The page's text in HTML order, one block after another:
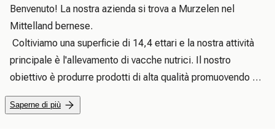
Benvenuto! La nostra azienda si trova a Murzelen nel
Mittelland bernese.
Coltiviamo una superficie di 14,4 ettari e la nostra attività
principale è l'allevamento di vacche nutrici. Il nostro
obiettivo è produrre prodotti di alta qualità promuovendo al
contempo pratiche sostenibili che proteggano l’ambiente.
I nostri prodotti principali includono fragole, uova, frutta
Saperne di più